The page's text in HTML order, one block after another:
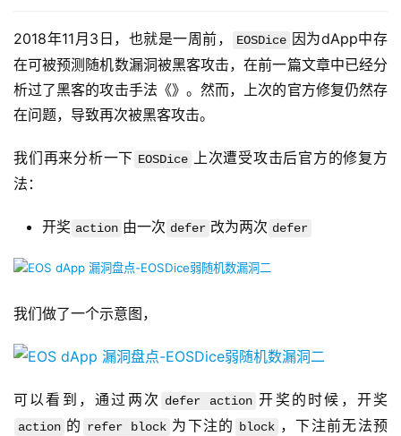
2018年11月3日，也就是一周前， EOSDice 因为dApp中存
在可被预测随机数漏洞被黑客攻击，在前一篇文章中已经分
析过了黑客的攻击手法《》。然而，上次的官方修复仍然存
在问题，导致再次被黑客攻击。
我们再来分析一下 EOSDice 上次遭受攻击后官方的修复方
法：
开奖 action 由一次 defer 改为两次 defer
我们做了一个示意图，
可以看到，通过两次 defer action 开奖的时候，开奖
action 的 refer block 为下注的 block ，下注前无法预